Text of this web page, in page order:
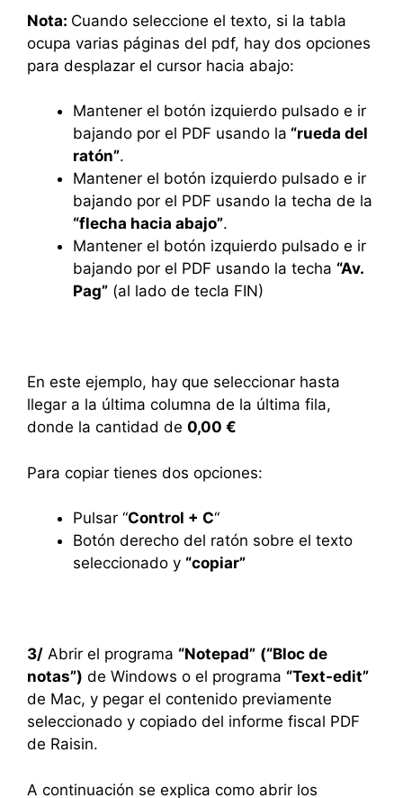
Nota: Cuando seleccione el texto, si la tabla
ocupa varias páginas del pdf, hay dos opciones
para desplazar el cursor hacia abajo:
Mantener el botón izquierdo pulsado e ir
bajando por el PDF usando la “rueda del
ratón”.
Mantener el botón izquierdo pulsado e ir
bajando por el PDF usando la techa de la
“flecha hacia abajo”.
Mantener el botón izquierdo pulsado e ir
bajando por el PDF usando la techa “Av.
Pag” (al lado de tecla FIN)
En este ejemplo, hay que seleccionar hasta
llegar a la última columna de la última fila,
donde la cantidad de 0,00 €
Para copiar tienes dos opciones:
Pulsar “Control + C“
Botón derecho del ratón sobre el texto
seleccionado y “copiar”
3/ Abrir el programa “Notepad” (“Bloc de
notas”) de Windows o el programa “Text-edit”
de Mac, y pegar el contenido previamente
seleccionado y copiado del informe fiscal PDF
de Raisin.
A continuación se explica como abrir los